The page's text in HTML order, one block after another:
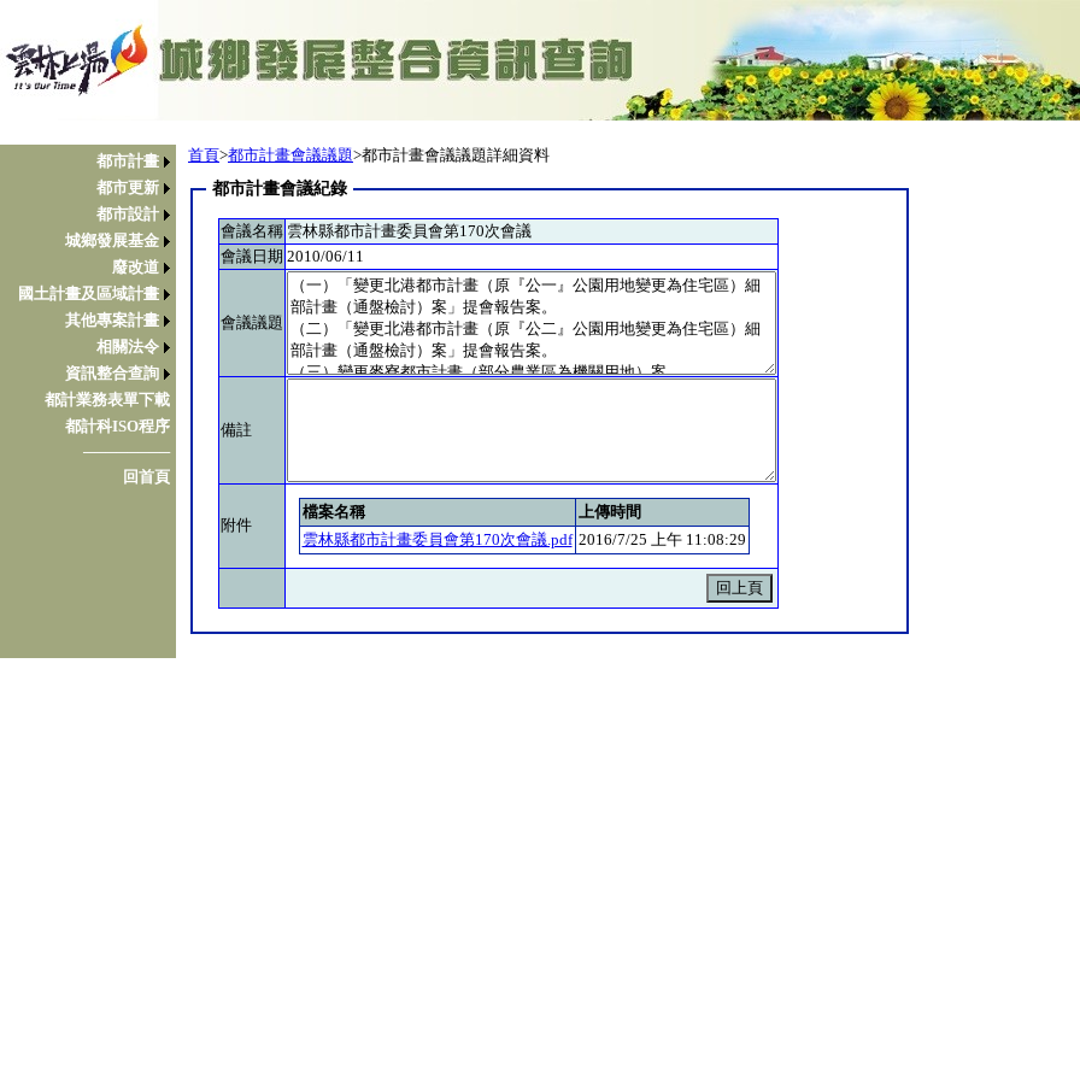
都市計畫
都市更新
都市設計
城鄉發展基金
廢改道
國土計畫及區域計畫
其他專案計畫
相關法令
資訊整合查詢
都計業務表單下載
都計科ISO程序
────────
回首頁
首頁>都市計畫會議議題>都市計畫會議議題詳細資料
都市計畫會議紀錄
會議名稱 雲林縣都市計畫委員會第170次會議
會議日期 2010/06/11
會議議題
備註
附件
檔案名稱
上傳時間
雲林縣都市計畫委員會第170次會議.pdf 2016/7/25 上午 11:08:29